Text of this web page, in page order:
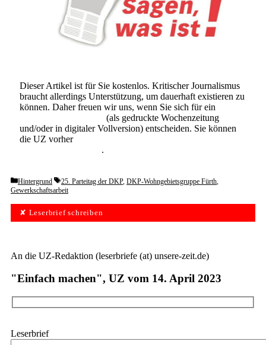
Dieser Artikel ist für Sie kostenlos. Kritischer Journalismus
braucht allerdings Unterstützung, um dauerhaft existieren zu
können. Daher freuen wir uns, wenn Sie sich für ein
(als gedruckte Wochenzeitung
und/oder in digitaler Vollversion) entscheiden. Sie können
die UZ vorher
.
Categories
Hintergrund Tags
25. Parteitag der DKP, DKP-Wohngebietsgruppe Fürth,
Gewerkschaftsarbeit
✘ Leserbrief schreiben
An die UZ-Redaktion (leserbriefe (at) unsere-zeit.de)
"Einfach machen", UZ vom 14. April 2023
Leserbrief